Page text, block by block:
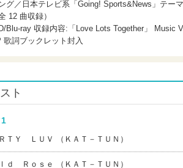
グ／日本テレビ系「Going! Sports&News」テー
12 曲収録）
Blu-ray 収録内容:「Love Lots Together」 Music
歌詞ブックレット封入
ト
ＴＹ ＬＵＶ （ＫＡＴ－ＴＵＮ）
ｄ Ｒｏｓｅ （ＫＡＴ－ＴＵＮ）